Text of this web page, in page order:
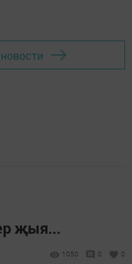
җыя...
1050 0 0